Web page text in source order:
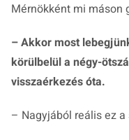
Mérnökként mi máson
– Akkor most
körülbelül a négy-
visszaérkezés óta.
– Nagyjából reális ez a